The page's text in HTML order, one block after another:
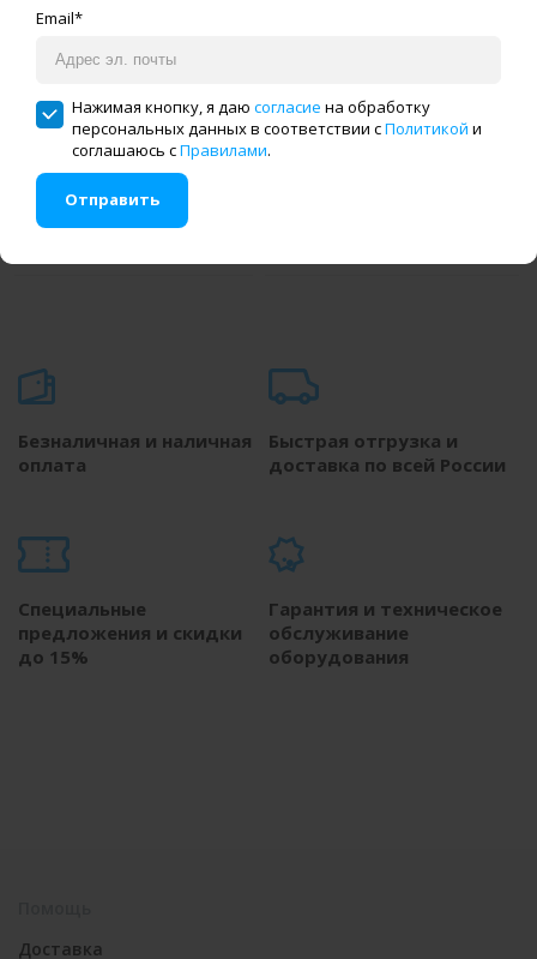
Email*
Нажимая кнопку, я даю согласие на обработку
персональных данных в соответствии сПолитикой и
соглашаюсь сПравилами.
Отправить
Maier 250-32 ( столешница)
Купить в один клик
Maier 241 ( столешница)
Безналичная и наличная
оплата
Быстрая отгрузка и
доставка по всей России
Специальные
предложения и скидки
до 15%
Гарантия и техническое
обслуживание
оборудования
Доставка